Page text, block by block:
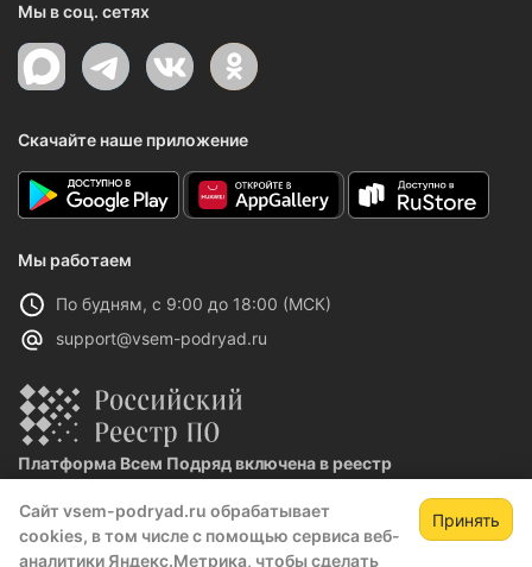
Сайт vsem-podryad.ru обрабатывает
cookies, в том числе с помощью сервиса веб-
аналитики Яндекс.Метрика, чтобы сделать
Принять
Мы в соц. сетях
Скачайте наше приложение
Мы работаем
По будням, с 9:00 до 18:00 (МСК)
support@vsem-podryad.ru
Платформа Всем Подряд включена в реестр
Реестровая запись №32021 от 06.02.2026